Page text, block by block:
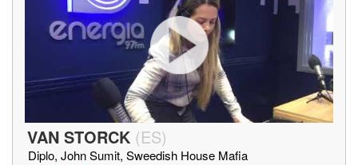
VAN STORCK (ES)
Diplo, John Sumit, Sweedish House Mafia